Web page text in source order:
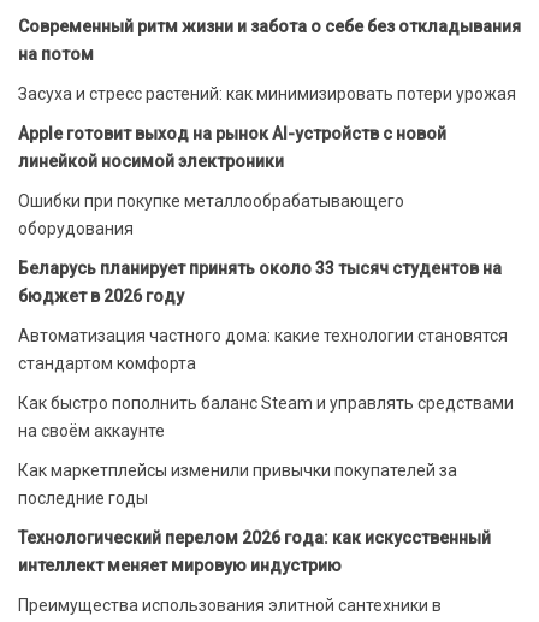
Современный ритм жизни и забота о себе без откладывания
на потом
Засуха и стресс растений: как минимизировать потери урожая
Apple готовит выход на рынок AI-устройств с новой
линейкой носимой электроники
Ошибки при покупке металлообрабатывающего
оборудования
Беларусь планирует принять около 33 тысяч студентов на
бюджет в 2026 году
Автоматизация частного дома: какие технологии становятся
стандартом комфорта
Как быстро пополнить баланс Steam и управлять средствами
на своём аккаунте
Как маркетплейсы изменили привычки покупателей за
последние годы
Технологический перелом 2026 года: как искусственный
интеллект меняет мировую индустрию
Преимущества использования элитной сантехники в